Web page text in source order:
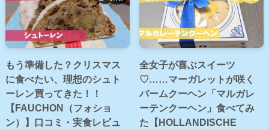
もう準備した？クリスマス
に食べたい、理想のシュト
ーレン買ってきた！！
【FAUCHON（フォショ
ン）】口コミ・実食レビュ
全女子が喜ぶスイーツ
♡……マーガレットが咲く
バームクーヘン「マルガレ
ーテンクーヘン」食べてみ
た【HOLLANDISCHE